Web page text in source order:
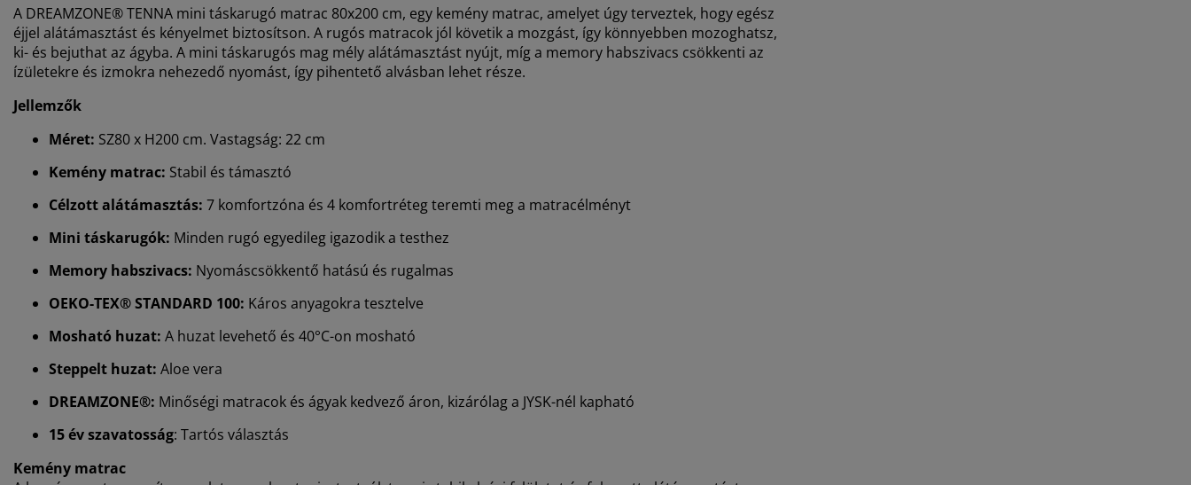
A DREAMZONE® TENNA mini táskarugó matrac 80x200 cm, egy kemény matrac, amelyet úgy terveztek, hogy egész
éjjel alátámasztást és kényelmet biztosítson. A rugós matracok jól követik a mozgást, így könnyebben mozoghatsz,
ki- és bejuthat az ágyba. A mini táskarugós mag mély alátámasztást nyújt, míg a memory habszivacs csökkenti az
ízületekre és izmokra nehezedő nyomást, így pihentető alvásban lehet része.
Jellemzők
Méret: SZ80 x H200 cm. Vastagság: 22 cm
Kemény matrac: Stabil és támasztó
Célzott alátámasztás: 7 komfortzóna és 4 komfortréteg teremti meg a matracélményt
Mini táskarugók: Minden rugó egyedileg igazodik a testhez
Memory habszivacs: Nyomáscsökkentő hatású és rugalmas
OEKO-TEX® STANDARD 100: Káros anyagokra tesztelve
Mosható huzat: A huzat levehető és 40°C-on mosható
Steppelt huzat: Aloe vera
DREAMZONE®: Minőségi matracok és ágyak kedvező áron, kizárólag a JYSK-nél kapható
15 év szavatosság: Tartós választás
Kemény matrac